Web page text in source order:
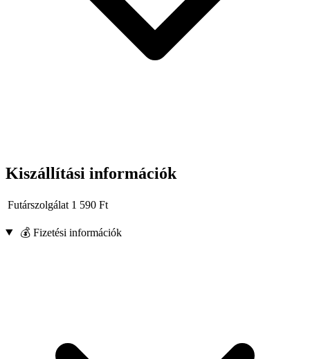
Kiszállítási információk
Futárszolgálat 1 590 Ft
💰 Fizetési információk